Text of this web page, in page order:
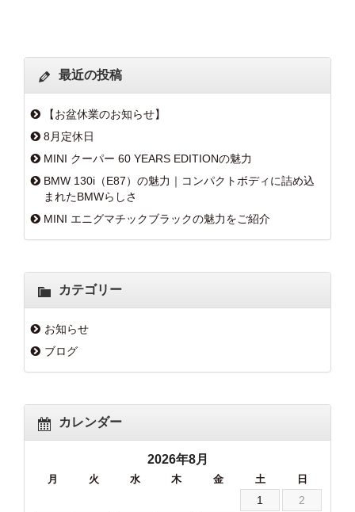
最近の投稿
【お盆休業のお知らせ】
8月定休日
MINI クーパー 60 YEARS EDITIONの魅力
BMW 130i（E87）の魅力｜コンパクトボディに詰め込
まれたBMWらしさ
MINI エニグマチックブラックの魅力をご紹介
カテゴリー
お知らせ
ブログ
カレンダー
2026年8月
月 火 水 木 金 土 日
1
2